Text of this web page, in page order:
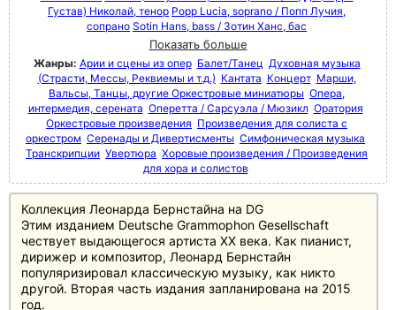
Густав) Николай, тенор Popp Lucia, soprano / Попп Лучия,
сопрано Sotin Hans, bass / Зотин Ханс, бас
Показать больше
Жанры: Арии и сцены из опер Балет/Танец Духовная музыка
(Страсти, Мессы, Реквиемы и т.д.) Кантата Концерт Марши,
Вальсы, Танцы, другие Оркестровые миниатюры Опера,
интермедия, серената Оперетта / Сарсуэла / Мюзикл Оратория
Оркестровые произведения Произведения для солиста с
оркестром Серенады и Дивертисменты Симфоническая музыка
Транскрипции Увертюра Хоровые произведения / Произведения
для хора и солистов
Коллекция Леонарда Бернстайна на DG
Этим изданием Deutsche Grammophon Gesellschaft
чествует выдающегося артиста XX века. Как пианист,
дирижер и композитор, Леонард Бернстайн
популяризировал классическую музыку, как никто
другой. Вторая часть издания запланирована на 2015
год.